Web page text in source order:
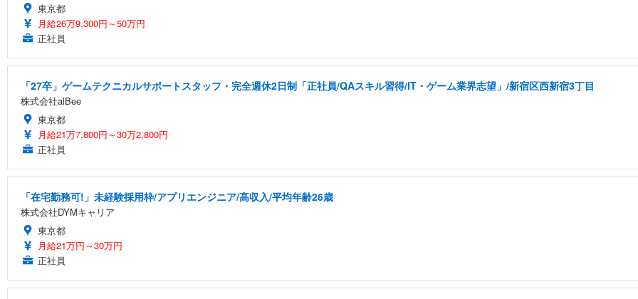
東京都
月給26万9,300円～50万円
正社員
「27卒」ゲームテクニカルサポートスタッフ・完全週休2日制「正社員/QAスキル習得/IT・ゲーム業界志望」/新宿区西新宿3丁目
株式会社alBee
東京都
月給21万7,800円～30万2,800円
正社員
「在宅勤務可!」未経験採用枠/アプリエンジニア/高収入/平均年齢26歳
株式会社DYMキャリア
東京都
月給21万円～30万円
正社員